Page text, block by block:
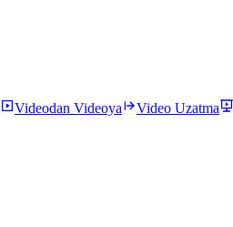
Videodan Videoya Video Uzatma